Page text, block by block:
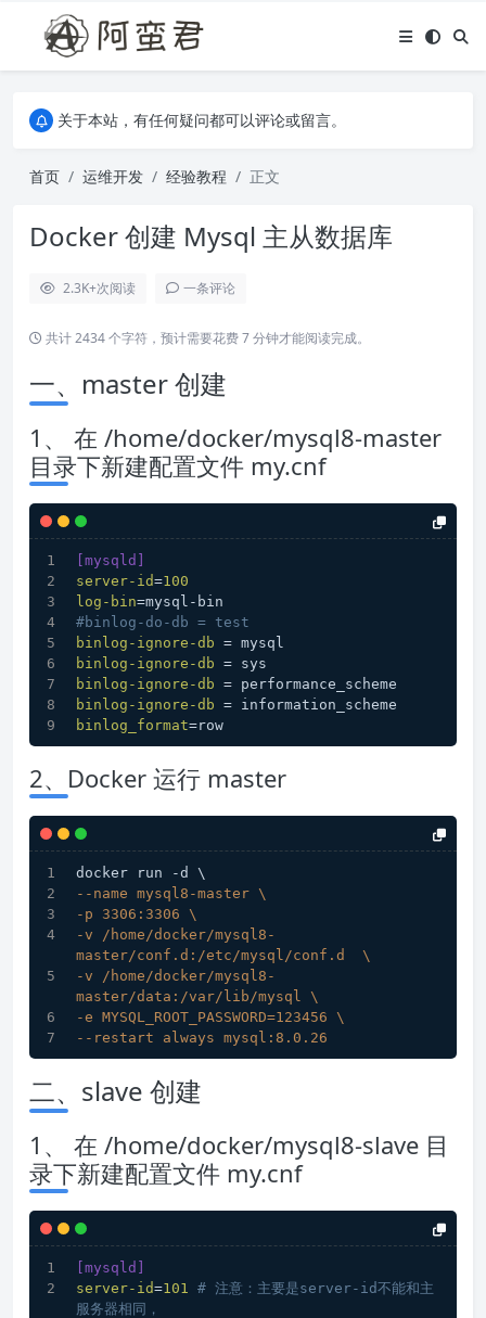
关于本站，有任何疑问都可以评论或留言。
关于本站，有任何疑问都可以评论或留言。
首页
运维开发 经验教程 正文
Docker 创建 Mysql 主从数据库
2.3K+次阅读 一条评论
共计 2434 个字符，预计需要花费 7 分钟才能阅读完成。
一、master 创建
1、 在 /home/docker/mysql8-master
目录下新建配置文件 my.cnf
[mysqld]
server-id=100
log-bin=mysql-bin
#binlog-do-db = test
binlog-ignore-db = mysql
binlog-ignore-db = sys
binlog-ignore-db = performance_scheme
binlog-ignore-db = information_scheme
binlog_format=row
2、Docker 运行 master
docker run -d \
--name mysql8-master \
-p 3306:3306 \
-v /home/docker/mysql8-
master/conf.d:/etc/mysql/conf.d  \
-v /home/docker/mysql8-
master/data:/var/lib/mysql \
-e MYSQL_ROOT_PASSWORD=123456 \
--restart always mysql:8.0.26
二、slave 创建
1、 在 /home/docker/mysql8-slave 目
录下新建配置文件 my.cnf
[mysqld]
server-id=101 # 注意：主要是server-id不能和主
服务器相同，